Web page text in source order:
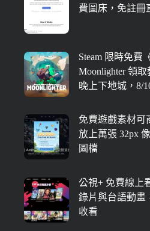
費圖床，免註冊
Steam 限時免費
Moonlighter 領
晚上下地城，8/
免費遊戲素材可
放上萬張 32px
圖檔
公視+ 免費線上
錄片與台語動畫
收看